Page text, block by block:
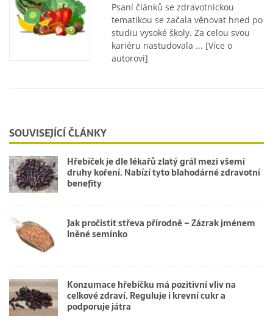
Psaní článků se zdravotnickou
tematikou se začala věnovat hned po
studiu vysoké školy. Za celou svou
kariéru nastudovala ... [Více o
autorovi]
SOUVISEJÍCÍ ČLÁNKY
Hřebíček je dle lékařů zlatý grál mezi všemi
druhy koření. Nabízí tyto blahodárné zdravotní
benefity
Jak pročistit střeva přírodně – Zázrak jménem
lněné semínko
Konzumace hřebíčku má pozitivní vliv na
celkové zdraví. Reguluje i krevní cukr a
podporuje játra